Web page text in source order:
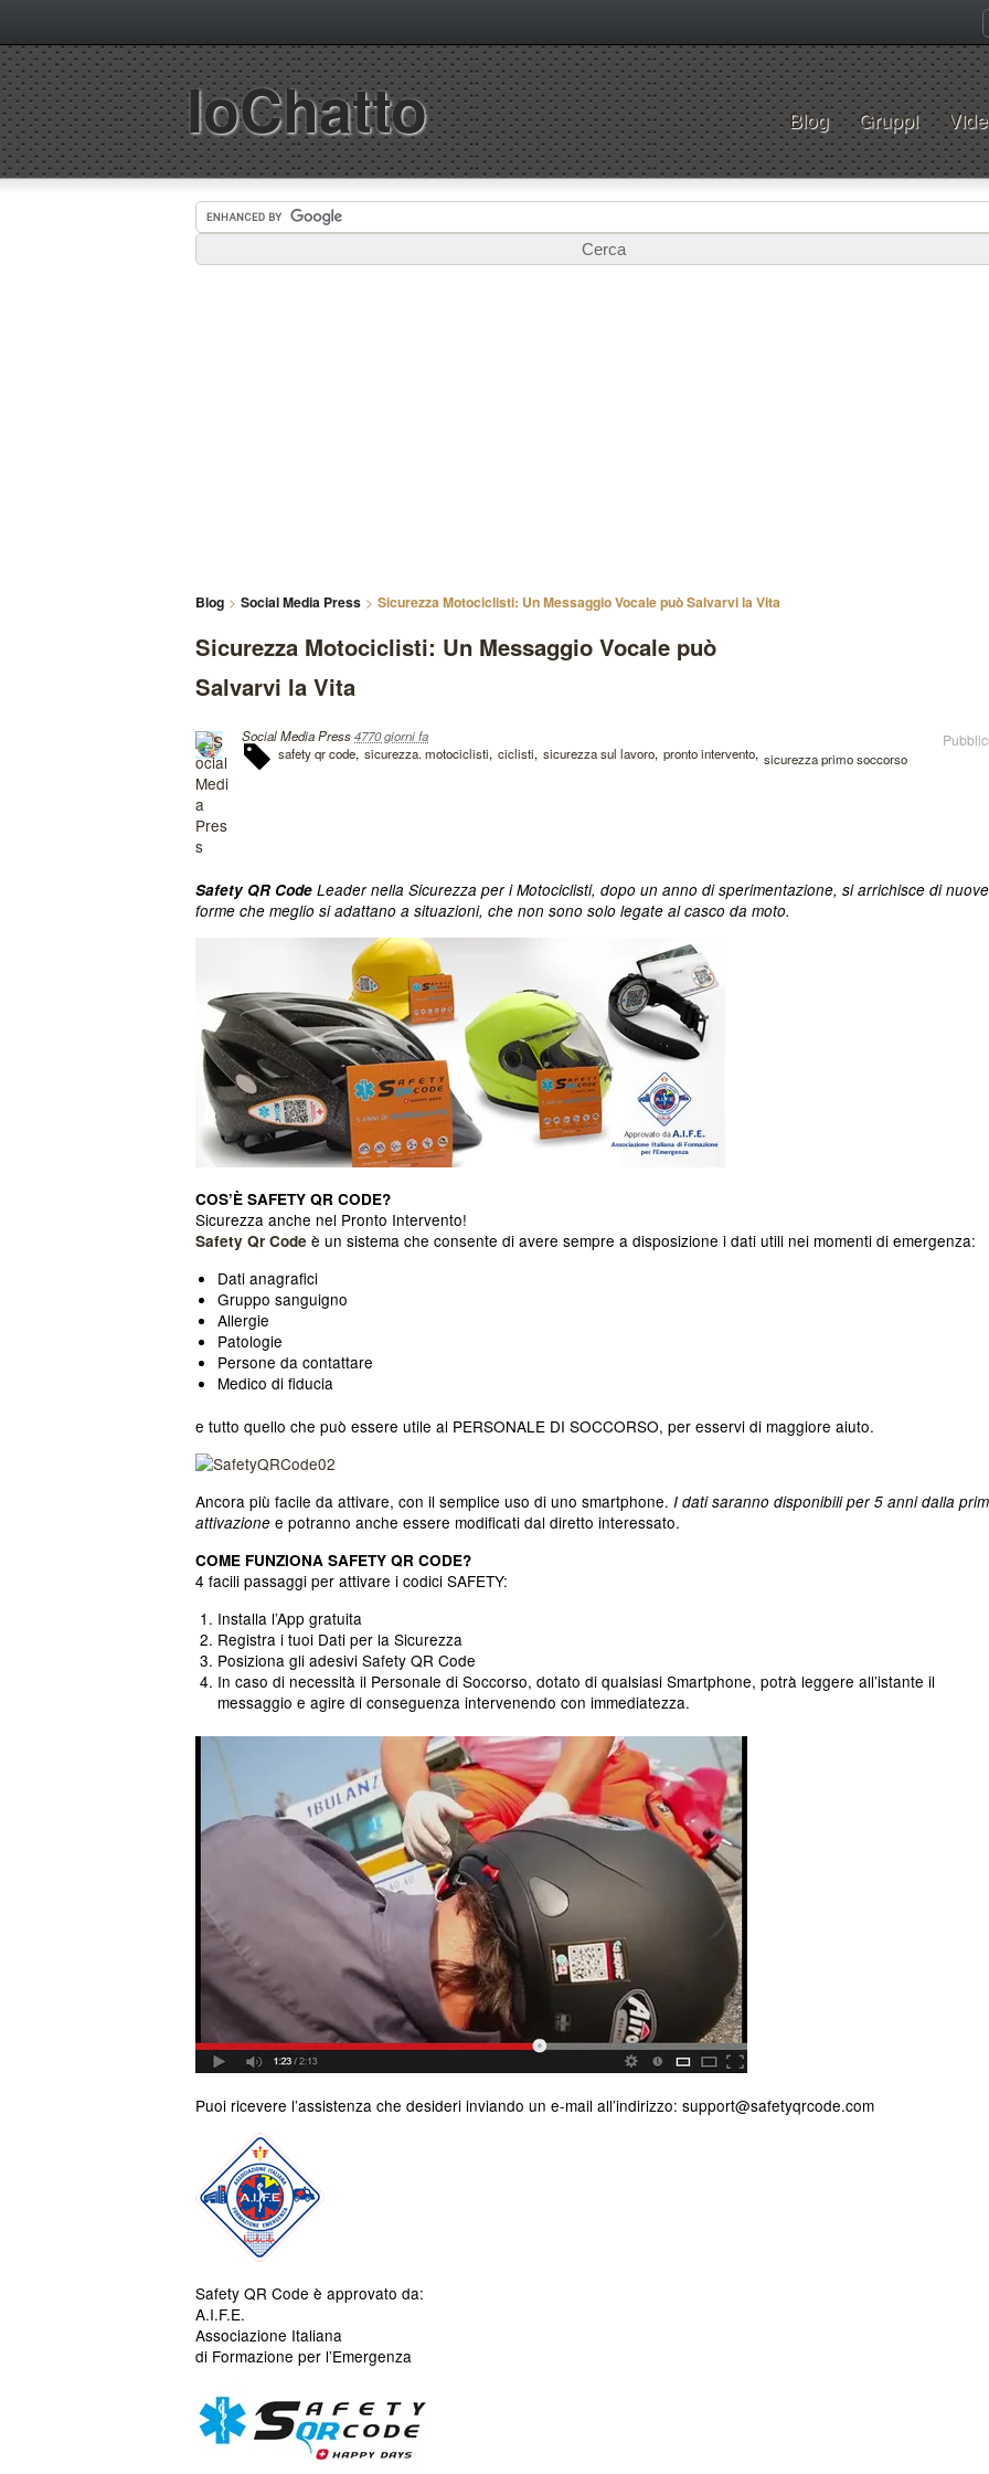
IoChatto Blog Gruppi
Blog Social Media Press Sicurezza Motociclisti: Un Messaggio Vocale può Salvarvi la Vita
Sicurezza Motociclisti: Un Messaggio Vocale può
Salvarvi la Vita
Social Media Press4770 giorni fa
safety qr code sicurezza. motociclisti ciclisti sicurezza sul lavoro pronto intervento sicurezza primo soccorso
Safety QR Code Leader nella Sicurezza per i Motociclisti, dopo un anno di sperimentazione, si arrichisce di nuove
forme che meglio si adattano a situazioni, che non sono solo legate al casco da moto.
COS’È SAFETY QR CODE?
Sicurezza anche nel Pronto Intervento!
Safety Qr Code è un sistema che consente di avere sempre a disposizione i dati utili nei momenti di emergenza:
Dati anagrafici
Gruppo sanguigno
Allergie
Patologie
Persone da contattare
Medico di fiducia
e tutto quello che può essere utile al PERSONALE DI SOCCORSO, per esservi di maggiore aiuto.
Ancora più facile da attivare, con il semplice uso di uno smartphone. I dati saranno disponibili per 5 anni dalla
attivazione e potranno anche essere modificati dal diretto interessato.
COME FUNZIONA SAFETY QR CODE?
4 facili passaggi per attivare i codici SAFETY:
Installa l’App gratuita
Registra i tuoi Dati per la Sicurezza
Posiziona gli adesivi Safety QR Code
In caso di necessità il Personale di Soccorso, dotato di qualsiasi Smartphone, potrà leggere all’istante il
messaggio e agire di conseguenza intervenendo con immediatezza.
Puoi ricevere l’assistenza che desideri inviando un e-mail all’indirizzo: support@safetyqrcode.com
Safety QR Code è approvato da:
A.I.F.E.
Associazione Italiana
di Formazione per l’Emergenza